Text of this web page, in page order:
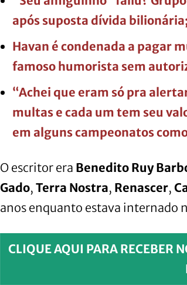
após suposta dívida
Havan é condenada a pagar
famoso humorista sem
“Achei que eram só pra
multas e cada um tem seu
em alguns campeonatos
O escritor era Benedito Ruy
Gado, Terra Nostra, Renascer,
anos enquanto estava internado
CLIQUE AQUI PARA RECEBER